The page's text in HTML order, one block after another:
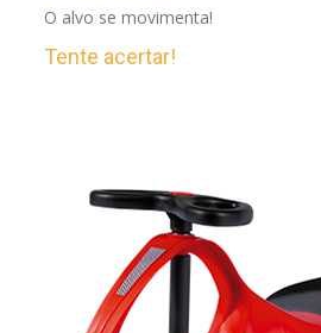
O alvo se movimenta!
Tente acertar!